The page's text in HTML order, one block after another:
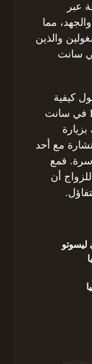
عبر
مما
والذين
سانت
كيفية
إعداد نموذج وثيقة عقد زواج PDF في سانت
مع أحد
فمع
أن
ليسوتو